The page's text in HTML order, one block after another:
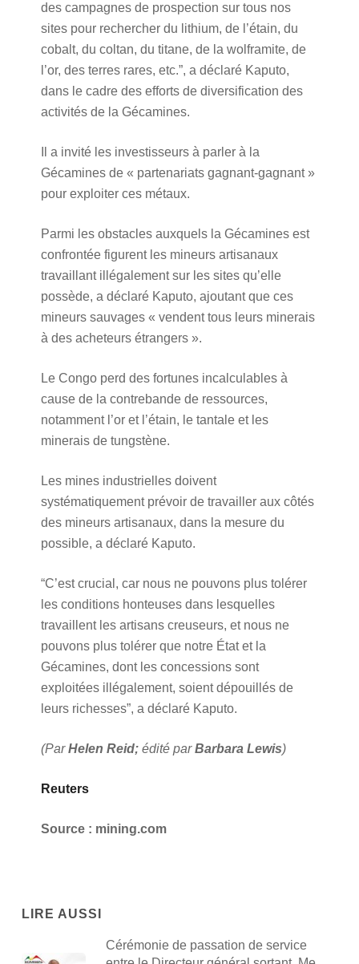
des campagnes de prospection sur tous nos
sites pour rechercher du lithium, de l’étain, du
cobalt, du coltan, du titane, de la wolframite, de
l’or, des terres rares, etc.”, a déclaré Kaputo,
dans le cadre des efforts de diversification des
activités de la Gécamines.
Il a invité les investisseurs à parler à la
Gécamines de « partenariats gagnant-gagnant »
pour exploiter ces métaux.
Parmi les obstacles auxquels la Gécamines est
confrontée figurent les mineurs artisanaux
travaillant illégalement sur les sites qu’elle
possède, a déclaré Kaputo, ajoutant que ces
mineurs sauvages « vendent tous leurs minerais
à des acheteurs étrangers ».
Le Congo perd des fortunes incalculables à
cause de la contrebande de ressources,
notamment l’or et l’étain, le tantale et les
minerais de tungstène.
Les mines industrielles doivent
systématiquement prévoir de travailler aux côtés
des mineurs artisanaux, dans la mesure du
possible, a déclaré Kaputo.
“C’est crucial, car nous ne pouvons plus tolérer
les conditions honteuses dans lesquelles
travaillent les artisans creuseurs, et nous ne
pouvons plus tolérer que notre État et la
Gécamines, dont les concessions sont
exploitées illégalement, soient dépouillés de
leurs richesses”, a déclaré Kaputo.
(ParHelen Reid; édité parBarbara Lewis)
Reuters
Source : mining.com
LIRE AUSSI
Cérémonie de passation de service